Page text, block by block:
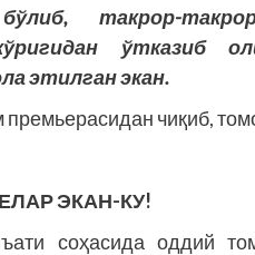
такрор-
ўтказиб
этилган экан.
чиқиб,
ЭКАН-КУ!
соҳасида оддий